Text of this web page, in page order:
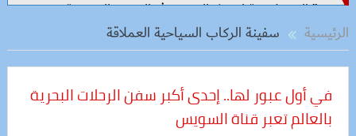
الرئيسية
سفينة الركاب السياحية العملاقة
في أول عبور لها.. إحدى أكبر سفن الرحلات البحرية
بالعالم تعبر قناة السويس